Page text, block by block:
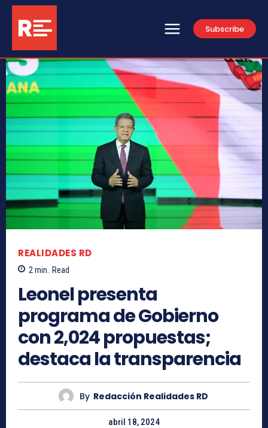
Subscribe
REALIDADES RD
2min. Read
Leonel presenta
programa de Gobierno
con 2,024 propuestas;
destaca la transparencia
By Redacción Realidades RD
abril 18, 2024